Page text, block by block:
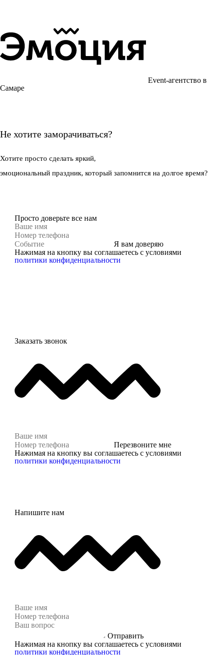
Event-агентство в
Самаре
Не хотите заморачиваться?
Хотите просто сделать яркий,
эмоциональный праздник, который запомнится на долгое время?
Просто доверьте все нам
Я вам доверяю
Нажимая на кнопку вы соглашаетесь с условиями
политики конфиденциальности
Заказать звонок
Перезвоните мне
Нажимая на кнопку вы соглашаетесь с условиями
политики конфиденциальности
Напишите нам
Отправить
Нажимая на кнопку вы соглашаетесь с условиями
политики конфиденциальности